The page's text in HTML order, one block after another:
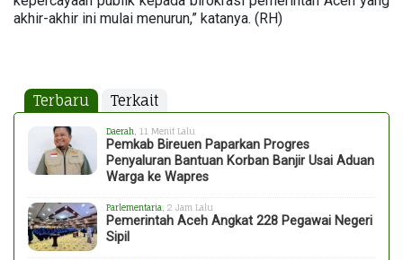
akhir-akhir ini mulai menurun,” katanya. (RH)
Terbaru Terkait
Daerah , 11 Menit Lalu
Pemkab Bireuen Paparkan Progres
Penyaluran Bantuan Korban Banjir Usai Aduan
Warga ke Wapres
Parlementaria , 2 Jam Lalu
Pemerintah Aceh Angkat 228 Pegawai Negeri
Sipil